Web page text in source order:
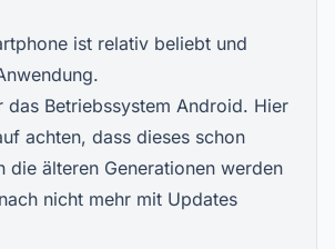
ist relativ beliebt und
das Betriebssystem Android. Hier
achten, dass dieses schon
die älteren Generationen werden
nicht mehr mit Updates